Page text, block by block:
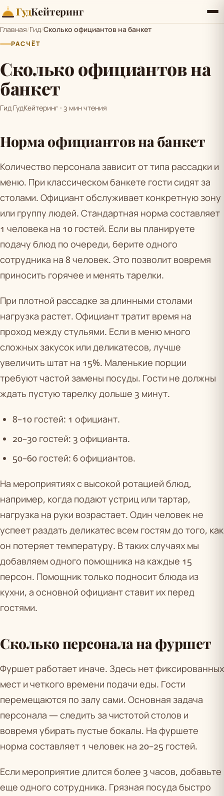
ГудКейтеринг
Главная/Гид/Сколько официантов на банкет
РАСЧЁТ
Сколько официантов на
банкет
Гид ГудКейтеринг · 3 мин чтения
Норма официантов на банкет
Количество персонала зависит от типа рассадки и
меню. При классическом банкете гости сидят за
столами. Официант обслуживает конкретную зону
или группу людей. Стандартная норма составляет
1 человека на 10 гостей. Если вы планируете
подачу блюд по очереди, берите одного
сотрудника на 8 человек. Это позволит вовремя
приносить горячее и менять тарелки.
При плотной рассадке за длинными столами
нагрузка растет. Официант тратит время на
проход между стульями. Если в меню много
сложных закусок или деликатесов, лучше
увеличить штат на 15%. Маленькие порции
требуют частой замены посуды. Гости не должны
ждать пустую тарелку дольше 3 минут.
8–10 гостей: 1 официант.
20–30 гостей: 3 официанта.
50–60 гостей: 6 официантов.
На мероприятиях с высокой ротацией блюд,
например, когда подают устриц или тартар,
нагрузка на руки возрастает. Один человек не
успеет раздать деликатес всем гостям до того, как
он потеряет температуру. В таких случаях мы
добавляем одного помощника на каждые 15
персон. Помощник только подносит блюда из
кухни, а основной официант ставит их перед
гостями.
Сколько персонала на фуршет
Фуршет работает иначе. Здесь нет фиксированных
мест и четкого времени подачи еды. Гости
перемещаются по залу сами. Основная задача
персонала — следить за чистотой столов и
вовремя убирать пустые бокалы. На фуршете
норма составляет 1 человек на 20–25 гостей.
Если мероприятие длится более 3 часов, добавьте
еще одного сотрудника. Грязная посуда быстро